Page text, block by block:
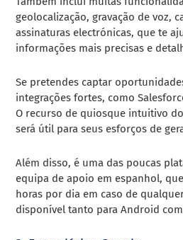
geolocalização, gravação de voz,
assinaturas electrónicas, que te
informações mais precisas e
Se pretendes captar
integrações fortes, como
O recurso de quiosque intuitivo
será útil para seus esforços de
Além disso, é uma das poucas
equipa de apoio em espanhol,
horas por dia em caso de
disponível tanto para Android